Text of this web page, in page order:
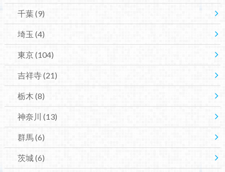
千葉(9)
埼玉 (4)
東京(104)
吉祥寺(21)
栃木 (8)
神奈川 (13)
群馬(6)
茨城(6)